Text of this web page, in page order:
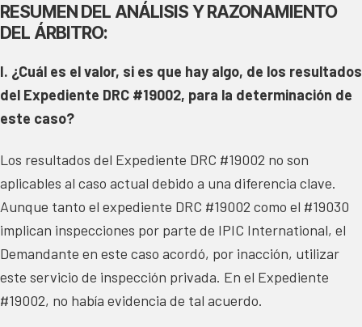
RESUMEN DEL ANÁLISIS Y RAZONAMIENTO
DEL ÁRBITRO:
I. ¿Cuál es el valor, si es que hay algo, de los resultados
del Expediente DRC #19002, para la determinación de
este caso?
Los resultados del Expediente DRC #19002 no son
aplicables al caso actual debido a una diferencia clave.
Aunque tanto el expediente DRC #19002 como el #19030
implican inspecciones por parte de IPIC International, el
Demandante en este caso acordó, por inacción, utilizar
este servicio de inspección privada. En el Expediente
#19002, no había evidencia de tal acuerdo.